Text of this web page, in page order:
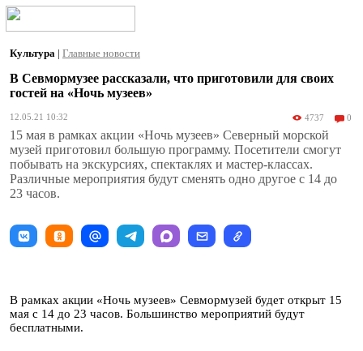
Культура | Главные новости
В Севмормузее рассказали, что приготовили для своих
гостей на «Ночь музеев»
12.05.21 10:32 4737 0
15 мая в рамках акции «Ночь музеев» Северный морской
музей приготовил большую программу. Посетители смогут
побывать на экскурсиях, спектаклях и мастер-классах.
Различные мероприятия будут сменять одно другое с 14 до
23 часов.
В рамках акции «Ночь музеев» Севмормузей будет открыт 15
мая с 14 до 23 часов. Большинство мероприятий будут
бесплатными.